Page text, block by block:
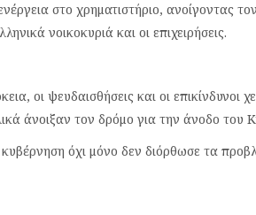
στο χρηματιστήριο, ανοίγοντας
νοικοκυριά και οι επιχειρήσεις.
οι ψευδαισθήσεις και οι επικίνδυνοι
άνοιξαν τον δρόμο για την άνοδο του
όχι μόνο δεν διόρθωσε τα